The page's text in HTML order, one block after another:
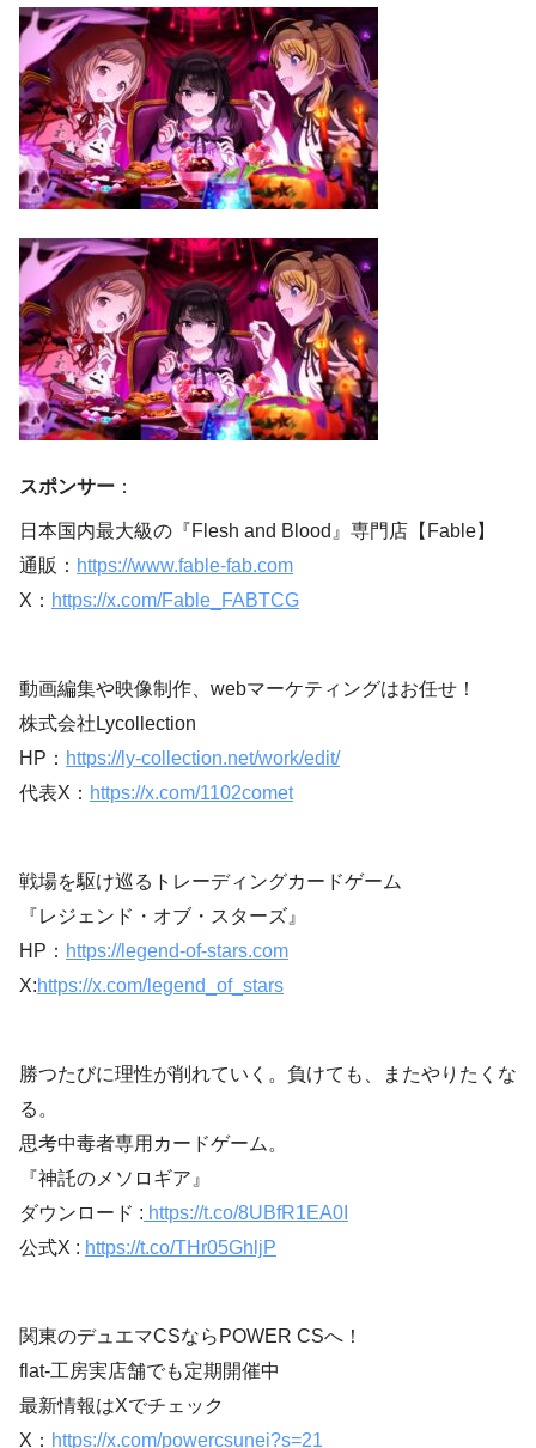
スポンサー ：
日本国内最大級の『Flesh and Blood』専門店【Fable】
通販： https://www.fable-fab.com
X： https://x.com/Fable_FABTCG
動画編集や映像制作、webマーケティングはお任せ！
株式会社Lycollection
HP： https://ly-collection.net/work/edit/
代表X： https://x.com/1102comet
戦場を駆け巡るトレーディングカードゲーム
『レジェンド・オブ・スターズ』
HP： https://legend-of-stars.com
X:https://x.com/legend_of_stars
勝つたびに理性が削れていく。負けても、またやりたくな
る。
思考中毒者専用カードゲーム。
『神託のメソロギア』
ダウンロード : https://t.co/8UBfR1EA0I
公式X : https://t.co/THr05GhljP
関東のデュエマCSならPOWER CSへ！
flat-工房実店舗でも定期開催中
最新情報はXでチェック
X： https://x.com/powercsunei?s=21